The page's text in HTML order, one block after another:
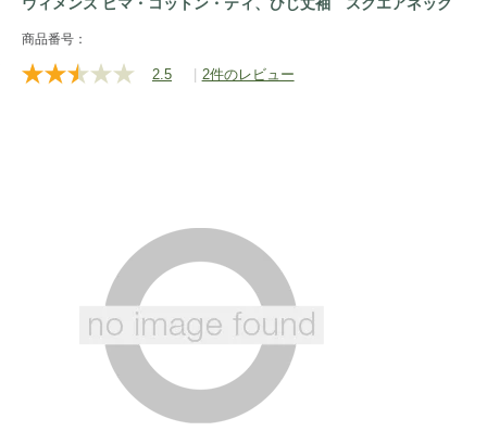
https://www.llbean.co.jp/womens/tops/tshirts-
short/g/P129287.html
商品番号：
2.5
レ
ン
ク。
| 2件のレビュー